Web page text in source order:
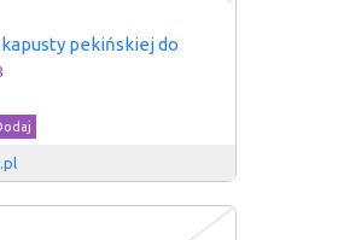
pekińskiej do